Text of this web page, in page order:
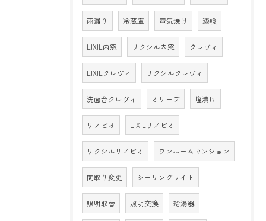
雨漏り 冷蔵庫 電気焼け 漆喰
LIXIL内窓 リクシル内窓 クレヴィ
LIXILクレヴィ リクシルクレヴィ
洗面台クレヴィ オリーブ 塩漬け
リノビオ LIXILリノビオ
リクシルリノビオ ワンルームマンション
間取り変更 シーリングライト
照明取替 照明交換 給湯器